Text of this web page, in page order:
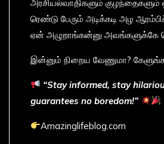
அரசியல்வாதிகளும் குழந்தைகளும்
ரெண்டு பேரும் அடிக்கடி அழ
ஏன் அழுறாங்கன்னு அவங்களுக்கே
இன்னும் நிறைய வேணுமா?
“Stay informed, stay
guarantees no boredom!”
Amazinglifeblog.com